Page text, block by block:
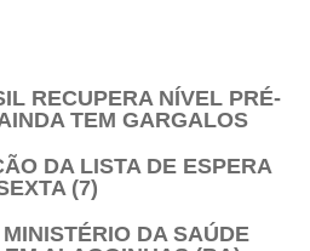
RECUPERA NÍVEL PRÉ-
TEM GARGALOS
DA LISTA DE ESPERA
(7)
DA SAÚDE